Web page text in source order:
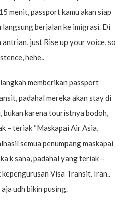
menit, passport kamu akan siap
berjalan ke imigrasi. Di
just Rise up your voice, so
hehe..
memberikan passport
padahal mereka akan stay di
bukan karena touristnya bodoh,
– teriak “Maskapai Air Asia,
semua penumpang maskapai
k sana, padahal yang teriak –
Visa Transit. Iran..
udh bikin pusing.